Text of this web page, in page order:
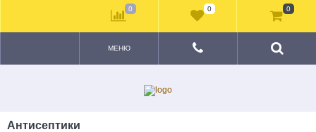
МЕНЮ
Антисептики
0 0 0